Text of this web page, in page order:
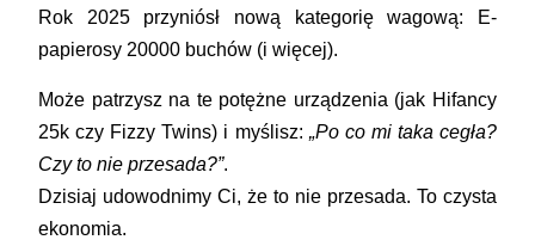
Rok 2025 przyniósł nową kategorię wagową:
E-
papierosy 20000 buchów (i więcej).
Może patrzysz na te potężne urządzenia (jak Hifancy
25k czy Fizzy Twins) i myślisz: „Po co mi taka cegła?
Czy to nie przesada?”.
Dzisiaj udowodnimy Ci, że to nie przesada. To czysta
ekonomia.